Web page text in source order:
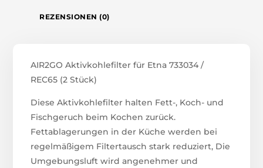
REZENSIONEN (0)
AIR2GO Aktivkohlefilter für Etna 733034 /
REC65 (2 Stück)
Diese Aktivkohlefilter halten Fett-, Koch- und
Fischgeruch beim Kochen zurück.
Fettablagerungen in der Küche werden bei
regelmäßigem Filtertausch stark reduziert, Die
Umgebungsluft wird angenehmer und